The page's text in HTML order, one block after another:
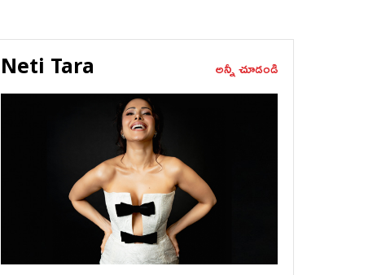
Neti Tara అన్నీ చూడండి